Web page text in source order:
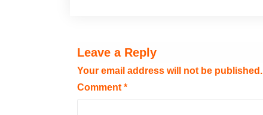
Leave a Reply
Your email address will not be published.
Comment *